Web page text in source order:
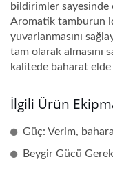
bildirimler
Aromatik tamburun
yuvarlanmasını
tam olarak almasını
kalitede baharat elde
İlgili Ürün
Güç: Verim,
Beygir Gücü